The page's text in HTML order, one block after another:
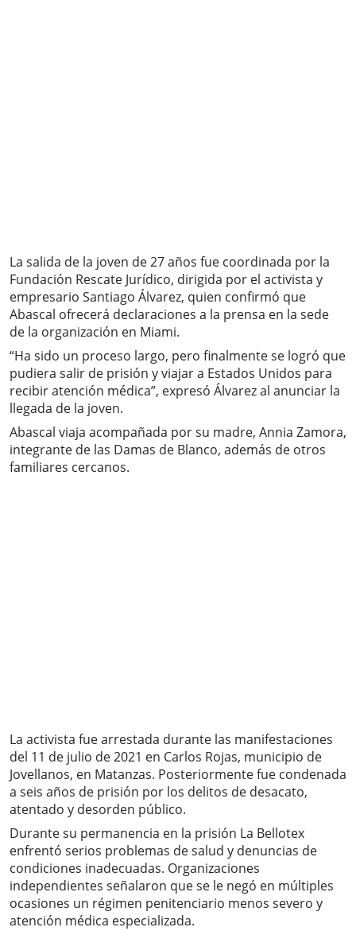
La salida de la joven de 27 años fue coordinada por la
Fundación Rescate Jurídico, dirigida por el activista y
empresario Santiago Álvarez, quien confirmó que
Abascal ofrecerá declaraciones a la prensa en la sede
de la organización en Miami.
“Ha sido un proceso largo, pero finalmente se logró que
pudiera salir de prisión y viajar a Estados Unidos para
recibir atención médica”, expresó Álvarez al anunciar la
llegada de la joven.
Abascal viaja acompañada por su madre, Annia Zamora,
integrante de las Damas de Blanco, además de otros
familiares cercanos.
La activista fue arrestada durante las manifestaciones
del 11 de julio de 2021 en Carlos Rojas, municipio de
Jovellanos, en Matanzas. Posteriormente fue condenada
a seis años de prisión por los delitos de desacato,
atentado y desorden público.
Durante su permanencia en la prisión La Bellotex
enfrentó serios problemas de salud y denuncias de
condiciones inadecuadas. Organizaciones
independientes señalaron que se le negó en múltiples
ocasiones un régimen penitenciario menos severo y
atención médica especializada.